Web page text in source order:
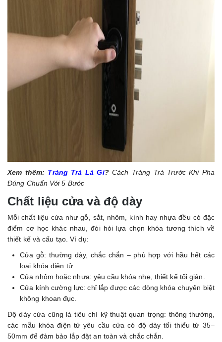
Xem thêm: Tráng Trà Là Gì?Cách Tráng Trà Trước Khi Pha
Đúng Chuẩn Với 5 Bước
Chất liệu cửa và độ dày
Mỗi chất liệu cửa như gỗ, sắt, nhôm, kính hay nhựa đều có đặc
điểm cơ học khác nhau, đòi hỏi lựa chọn khóa tương thích về
thiết kế và cấu tạo. Ví dụ:
Cửa gỗ: thường dày, chắc chắn – phù hợp với hầu hết các
loại khóa điện tử.
Cửa nhôm hoặc nhựa: yêu cầu khóa nhẹ, thiết kế tối giản.
Cửa kính cường lực: chỉ lắp được các dòng khóa chuyên biệt
không khoan đục.
Độ dày cửa cũng là tiêu chí kỹ thuật quan trọng: thông thường,
các mẫu khóa điện tử yêu cầu cửa có độ dày tối thiểu từ 35–
50mm để đảm bảo lắp đặt an toàn và chắc chắn.